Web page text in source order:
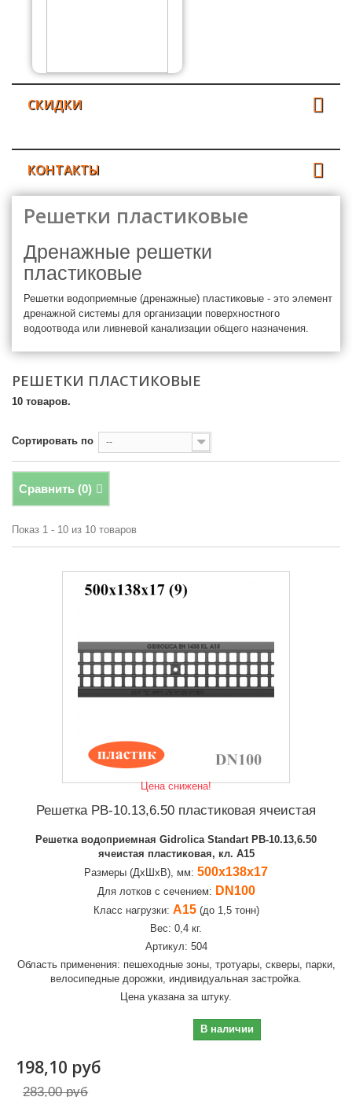
СКИДКИ
КОНТАКТЫ
Решетки пластиковые
Дренажные решетки
пластиковые
Решетки водоприемные (дренажные) пластиковые - это элемент
дренажной системы для организации поверхностного
водоотвода или ливневой канализации общего назначения.
РЕШЕТКИ ПЛАСТИКОВЫЕ
10 товаров.
Сортировать по --
Сравнить (0)
Показ 1 - 10 из 10 товаров
Цена снижена!
Решетка РВ-10.13,6.50 пластиковая ячеистая
Решетка водоприемная Gidrolica Standart РВ-10.13,6.50
ячеистая пластиковая, кл. А15
Размеры (ДхШхВ), мм: 500х138х17
Для лотков с сечением: DN100
Класс нагрузки: А15(до 1,5 тонн)
Вес: 0,4 кг.
Артикул: 504
Область применения: пешеходные зоны, тротуары, скверы, парки,
велосипедные дорожки, индивидуальная застройка.
Цена указана за штуку.
В наличии
198,10 руб
283,00 руб